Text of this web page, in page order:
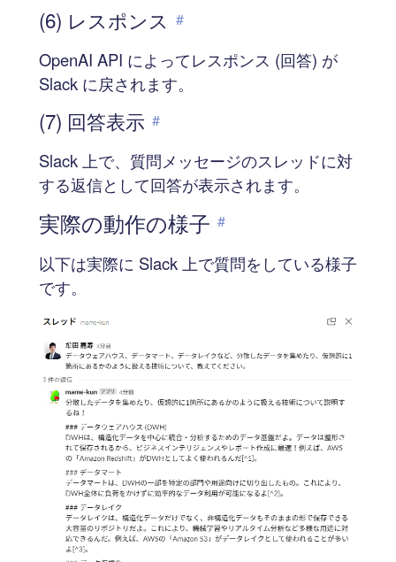
(6) レスポンス #
OpenAI API によってレスポンス (回答) が
Slack に戻されます。
(7) 回答表示 #
Slack 上で、質問メッセージのスレッドに対
する返信として回答が表示されます。
実際の動作の様子 #
以下は実際に Slack 上で質問をしている様子
です。